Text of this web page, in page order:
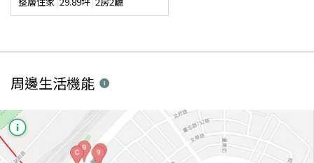
周邊生活機能